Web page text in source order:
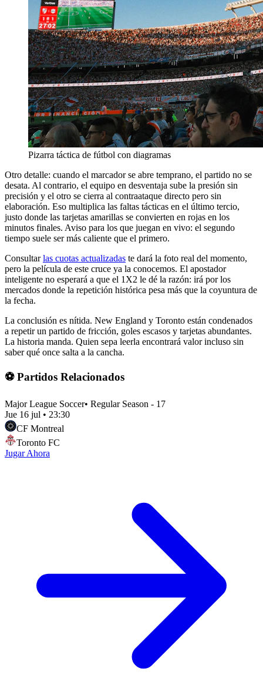
Pizarra táctica de fútbol con diagramas
Otro detalle: cuando el marcador se abre temprano, el partido no se
desata. Al contrario, el equipo en desventaja sube la presión sin
precisión y el otro se cierra al contraataque directo pero sin
elaboración. Eso multiplica las faltas tácticas en el último tercio,
justo donde las tarjetas amarillas se convierten en rojas en los
minutos finales. Aviso para los que juegan en vivo: el segundo
tiempo suele ser más caliente que el primero.
Consultarlas cuotas actualizadas te dará la foto real del momento,
pero la película de este cruce ya la conocemos. El apostador
inteligente no esperará a que el 1X2 le dé la razón: irá por los
mercados donde la repetición histórica pesa más que la coyuntura de
la fecha.
La conclusión es nítida. New England y Toronto están condenados
a repetir un partido de fricción, goles escasos y tarjetas abundantes.
La historia manda. Quien sepa leerla encontrará valor incluso sin
saber qué once salta a la cancha.
⚽ Partidos Relacionados
Major League Soccer• Regular Season - 17
Jue 16 jul • 23:30
CF Montreal
Toronto FC
Jugar Ahora